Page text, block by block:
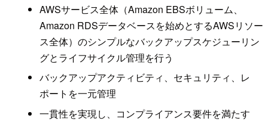
AWSサービス全体（Amazon EBSボリューム、
Amazon RDSデータベースを始めとするAWSリソー
ス全体）のシンプルなバックアップスケジューリン
グとライフサイクル管理を行う
バックアップアクティビティ、セキュリティ、レ
ポートを一元管理
一貫性を実現し、コンプライアンス要件を満たす